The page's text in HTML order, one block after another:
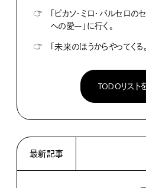
☞
「ピカソ・ミロ・バルセロの
への愛ー」に行く。
☞
「未来のほうからやってくる
TODOリスト
最新記事